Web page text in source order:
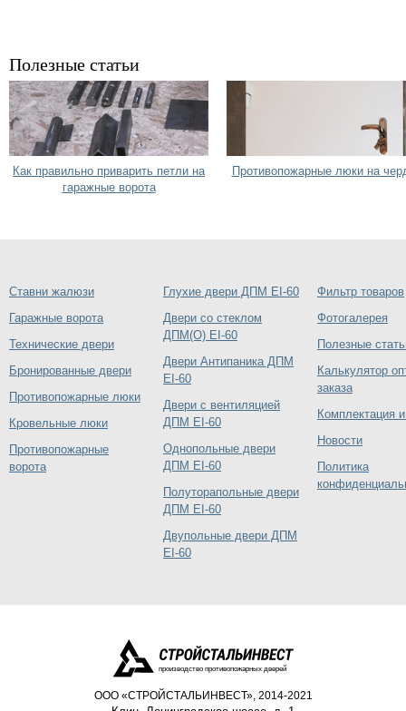
Полезные статьи
Как правильно приварить петли на
гаражные ворота
Противопожарные люки на
Ставни жалюзи
Гаражные ворота
Технические двери
Бронированные двери
Противопожарные люки
Кровельные люки
Противопожарные
ворота
Глухие двери ДПМ EI-60
Двери со стеклом
ДПМ(О) EI-60
Двери Антипаника ДПМ
EI-60
Двери с вентиляцией
ДПМ EI-60
Однопольные двери
ДПМ EI-60
Полуторапольные двери
ДПМ EI-60
Двупольные двери ДПМ
EI-60
Фильтр товаров
Фотогалерея
Полезные
Калькулятор
заказа
Комплектация
Новости
Политика
производство противопожарных дверей
ООО «СТРОЙСТАЛЬИНВЕСТ», 2014-2021